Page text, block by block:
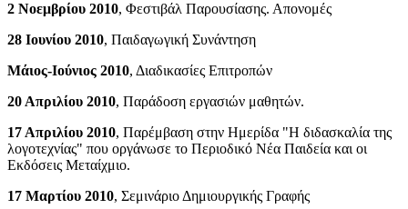
2 Νοεμβρίου 2010, Φεστιβάλ Παρουσίασης. Απονομές
28 Ιουνίου 2010, Παιδαγωγική Συνάντηση
Μάιος-Ιούνιος 2010, Διαδικασίες Επιτροπών
20 Απριλίου 2010, Παράδοση εργασιών μαθητών.
17 Απριλίου 2010, Παρέμβαση στην Ημερίδα "Η διδασκαλία της
λογοτεχνίας" που οργάνωσε το Περιοδικό Νέα Παιδεία και οι
Εκδόσεις Μεταίχμιο.
17 Μαρτίου 2010, Σεμινάριο Δημιουργικής Γραφής